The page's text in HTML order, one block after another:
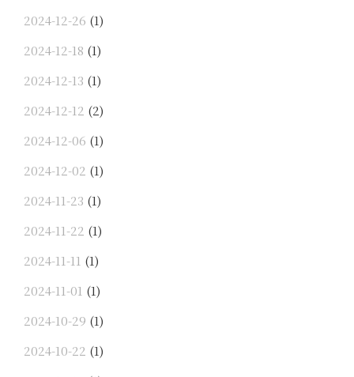
2024-12-26 (1)
2024-12-18 (1)
2024-12-13 (1)
2024-12-12 (2)
2024-12-06 (1)
2024-12-02 (1)
2024-11-23 (1)
2024-11-22 (1)
2024-11-11 (1)
2024-11-01 (1)
2024-10-29 (1)
2024-10-22 (1)